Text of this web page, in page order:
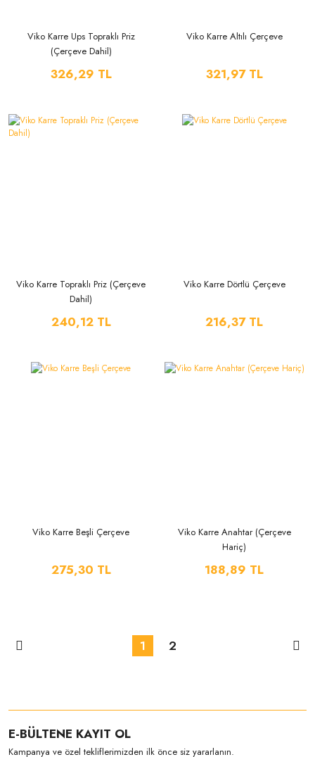
Viko Karre Ups Topraklı Priz
(Çerçeve Dahil)
326,29 TL
Viko Karre Altılı Çerçeve
321,97 TL
Viko Karre Topraklı Priz (Çerçeve
Dahil)
240,12 TL
Viko Karre Dörtlü Çerçeve
216,37 TL
Viko Karre Beşli Çerçeve
275,30 TL
Viko Karre Anahtar (Çerçeve
Hariç)
188,89 TL
1 2
E-BÜLTENE KAYIT OL
Kampanya ve özel tekliflerimizden ilk önce siz yararlanın.